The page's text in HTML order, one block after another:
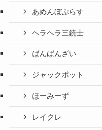
あめんぼぷらす
ヘラヘラ三銃士
ばんばんざい
ジャックポット
ほーみーず
レイクレ